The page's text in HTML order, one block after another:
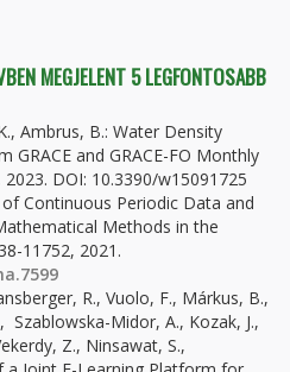
MEGJELENT 5 LEGFONTOSABB
Ambrus, B.: Water Density
GRACE and GRACE-FO Monthly
DOI: 10.3390/w15091725
Continuous Periodic Data and
Methods in the
11752, 2021.
R., Vuolo, F., Márkus, B.,
Szablowska-Midor, A., Kozak, J.,
Z., Ninsawat, S.,